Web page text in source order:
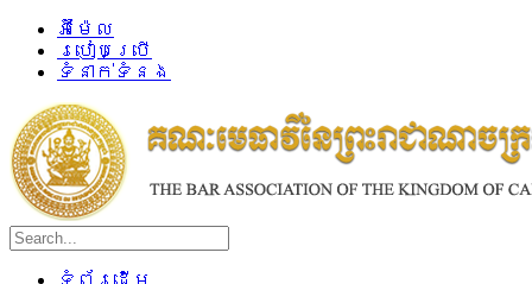
អ៊ីម៉ែល
របៀបប្រើ
ទំនាក់ទំនង
ទំព័រដើម